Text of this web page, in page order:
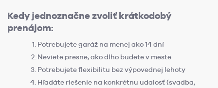
Kedy jednoznačne zvoliť krátkodobý
prenájom:
Potrebujete garáž na menej ako 14 dní
Neviete presne, ako dlho budete v meste
Potrebujete flexibilitu bez výpovednej lehoty
Hľadáte riešenie na konkrétnu udalosť (svadba,